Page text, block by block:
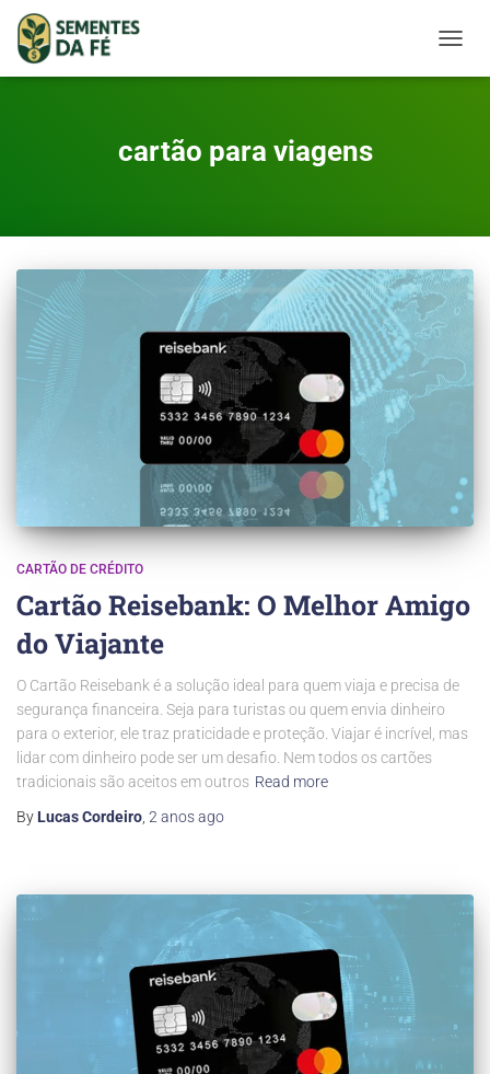
cartão para viagens
CARTÃO DE CRÉDITO
Cartão Reisebank: O Melhor Amigo
do Viajante
O Cartão Reisebank é a solução ideal para quem viaja e precisa de
segurança financeira. Seja para turistas ou quem envia dinheiro
para o exterior, ele traz praticidade e proteção. Viajar é incrível, mas
lidar com dinheiro pode ser um desafio. Nem todos os cartões
tradicionais são aceitos em outros Read more
By Lucas Cordeiro 2 anosago